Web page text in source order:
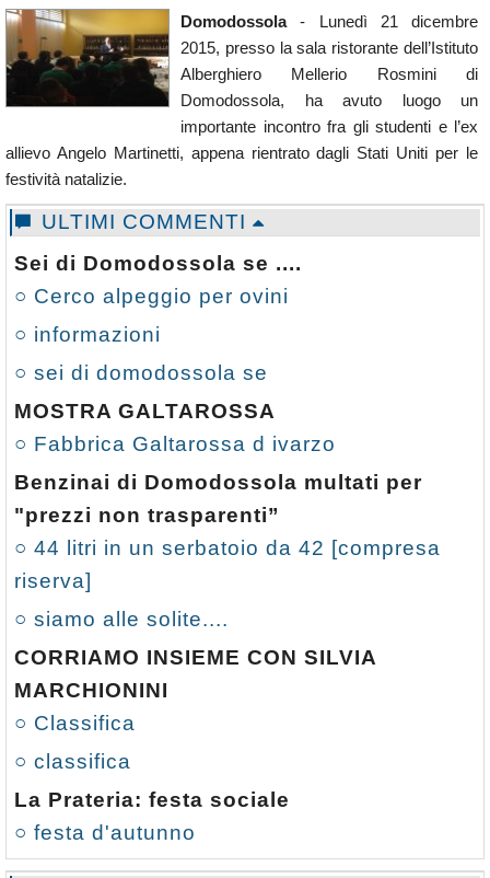
Domodossola- Lunedì 21 dicembre
2015, presso la sala ristorante dell’Istituto
Alberghiero Mellerio Rosmini di
Domodossola, ha avuto luogo un
importante incontro fra gli studenti e l’ex
allievo Angelo Martinetti, appena rientrato dagli Stati Uniti per le
festività natalizie.
ULTIMI COMMENTI
Sei di Domodossola se ....
○ Cerco alpeggio per ovini
○ informazioni
○ sei di domodossola se
MOSTRA GALTAROSSA
○ Fabbrica Galtarossa d ivarzo
Benzinai di Domodossola multati per
"prezzi non trasparenti”
○ 44 litri in un serbatoio da 42 [compresa
riserva]
○ siamo alle solite....
CORRIAMO INSIEME CON SILVIA
MARCHIONINI
○ Classifica
○ classifica
La Prateria: festa sociale
○ festa d'autunno